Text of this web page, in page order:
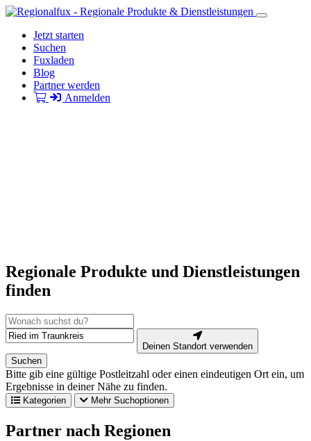
Jetzt starten
Suchen
Fuxladen
Blog
Partner werden
Anmelden
Regionale Produkte und Dienstleistungen
finden
Deinen Standort verwenden
Suchen
Bitte gib eine gültige Postleitzahl oder einen eindeutigen Ort ein, um
Ergebnisse in deiner Nähe zu finden.
Kategorien Mehr Suchoptionen
Partner nach Regionen